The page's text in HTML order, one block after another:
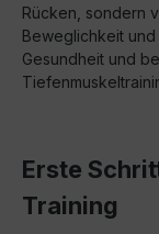
Rücken, sondern
Beweglichkeit und
Gesundheit und
Erste
Training